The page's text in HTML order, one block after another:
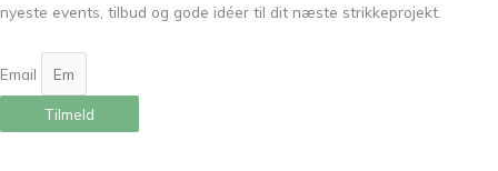
nyeste events, tilbud og gode idéer til dit næste strikkeprojekt.
Email
Tilmeld